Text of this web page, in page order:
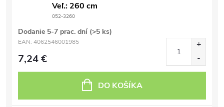
Veľ.: 260 cm
052-3260
Dodanie 5-7 prac. dní (>5 ks)
EAN: 4062546001985
7,24 €
DO KOŠÍKA